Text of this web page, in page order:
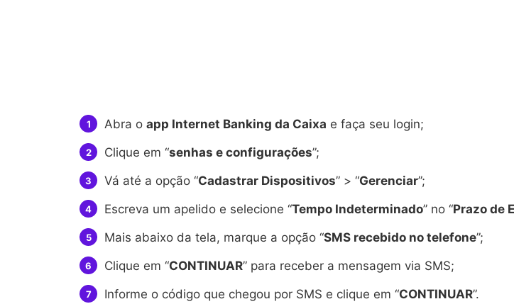
Abra o app Internet Banking da Caixa e faça seu login;
Clique em “senhas e configurações”;
Vá até a opção “Cadastrar Dispositivos” > “Gerenciar”;
Escreva um apelido e selecione “Tempo Indeterminado” no “Prazo de
Mais abaixo da tela, marque a opção “SMS recebido no telefone”;
Clique em “CONTINUAR” para receber a mensagem via SMS;
Informe o código que chegou por SMS e clique em “CONTINUAR”.